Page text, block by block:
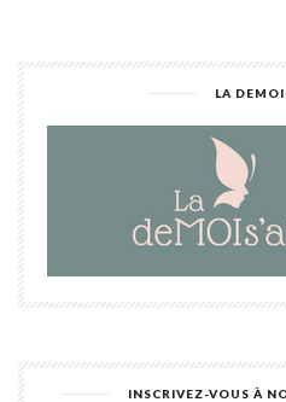
LA
INSCRIVEZ-VOUS À